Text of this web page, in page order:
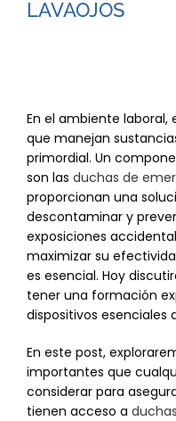
LAVAOJOS
En el ambiente
que manejan
primordial. Un
son las duchas de
proporcionan una
descontaminar y
exposiciones
maximizar su
es esencial. Hoy
tener una formación
dispositivos esenciales
En este post,
importantes que
considerar para
tienen acceso a